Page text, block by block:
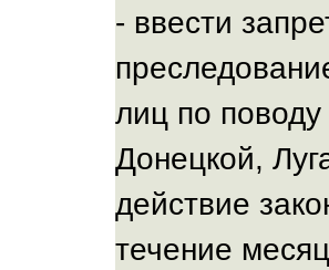
- ввести
лиц по
Донецкой,
действие
течение